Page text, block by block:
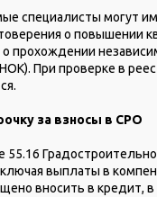
специалисты могут
о повышении
прохождении
При проверке в
за взносы в СРО
55.16
выплаты в
вносить в кредит, в